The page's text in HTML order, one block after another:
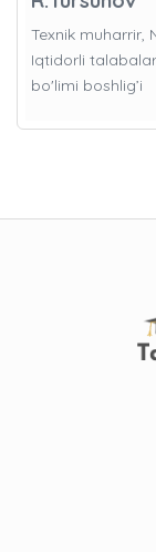
Texnik
Iqtidorli
bo'limi boshlig’i